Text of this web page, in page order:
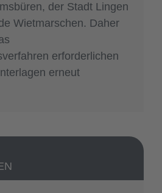
der Stadt Lingen
Wietmarschen. Daher
erforderlichen
erneut